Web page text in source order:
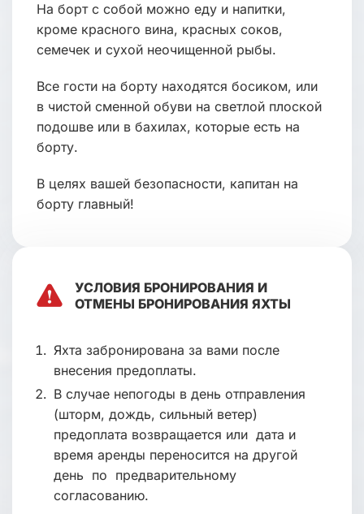
На борт с собой можно еду и напитки,
кроме красного вина, красных соков,
семечек и сухой неочищенной рыбы.
Все гости на борту находятся босиком, или
в чистой сменной обуви на светлой плоской
подошве или в бахилах, которые есть на
борту.
В целях вашей безопасности, капитан на
борту главный!
УСЛОВИЯ БРОНИРОВАНИЯ И
ОТМЕНЫ БРОНИРОВАНИЯ ЯХТЫ
Яхта забронирована за вами после
внесения предоплаты.
В случае непогоды в день отправления
(шторм, дождь, сильный ветер)
предоплата возвращается или дата и
время аренды переносится на другой
день по предварительному
согласованию.